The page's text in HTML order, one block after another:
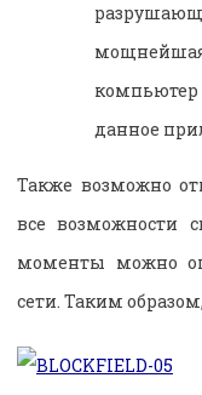
компьютер
данное
Также возможно
все возможности
моменты можно
сети. Таким